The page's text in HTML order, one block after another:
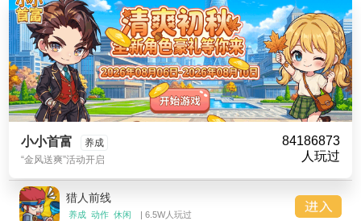
小小首富
养成
“金风送爽”活动开启
84186873
人玩过
猎人前线
养成 动作 休闲 | 6.5W人玩过